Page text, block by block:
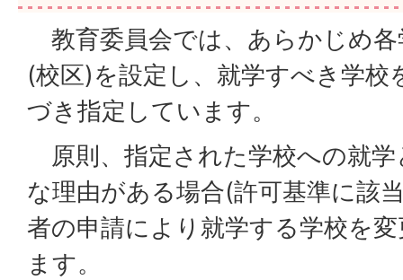
教育委員会では、あらかじめ
(校区)を設定し、就学すべき学校
づき指定しています。
原則、指定された学校への就
な理由がある場合(許可基準に該
者の申請により就学する学校を
ます。